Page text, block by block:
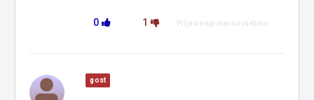
0 1 Prijavi neprimerno vsebino
gost